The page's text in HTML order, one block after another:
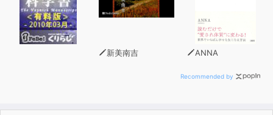
新美南吉 ANNA
Recommended by